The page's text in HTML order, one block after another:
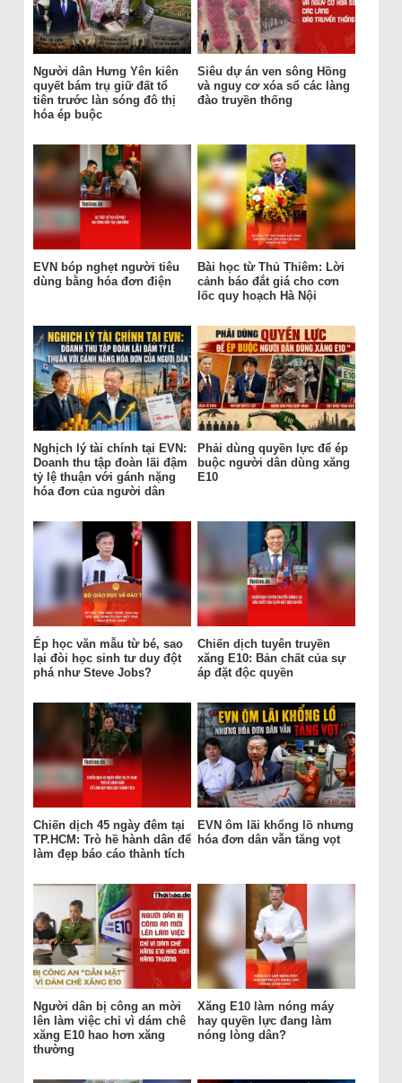
Người dân Hưng Yên kiên
quyết bám trụ giữ đất tổ
tiên trước làn sóng đô thị
hóa ép buộc
Siêu dự án ven sông Hồng
và nguy cơ xóa sổ các làng
đào truyền thống
EVN bóp nghẹt người tiêu
dùng bằng hóa đơn điện
Bài học từ Thủ Thiêm: Lời
cảnh báo đắt giá cho cơn
lốc quy hoạch Hà Nội
Nghịch lý tài chính tại EVN:
Doanh thu tập đoàn lãi đậm
tỷ lệ thuận với gánh nặng
hóa đơn của người dân
Phải dùng quyền lực để ép
buộc người dân dùng xăng
E10
Ép học văn mẫu từ bé, sao
lại đòi học sinh tư duy đột
phá như Steve Jobs?
Chiến dịch tuyên truyền
xăng E10: Bản chất của sự
áp đặt độc quyền
Chiến dịch 45 ngày đêm tại
TP.HCM: Trò hề hành dân để
làm đẹp báo cáo thành tích
EVN ôm lãi khổng lồ nhưng
hóa đơn dân vẫn tăng vọt
Người dân bị công an mời
lên làm việc chỉ vì dám chê
xăng E10 hao hơn xăng
thường
Xăng E10 làm nóng máy
hay quyền lực đang làm
nóng lòng dân?